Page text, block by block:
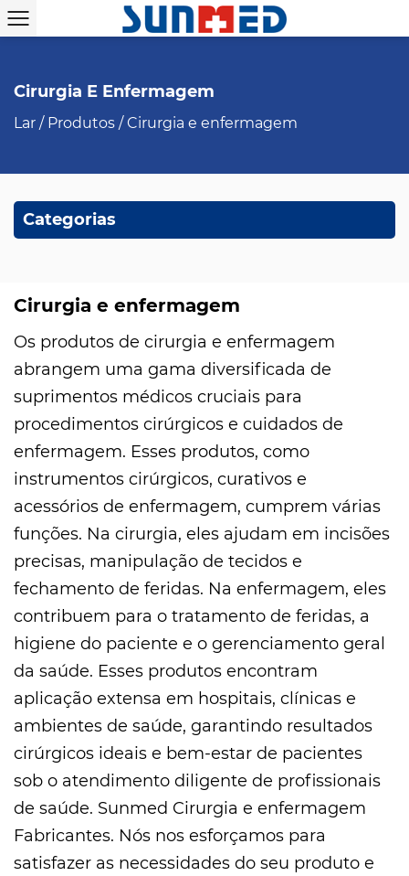
Cirurgia E Enfermagem
Lar / Produtos /Cirurgia e enfermagem
Categorias
Cirurgia e enfermagem
Os produtos de cirurgia e enfermagem
abrangem uma gama diversificada de
suprimentos médicos cruciais para
procedimentos cirúrgicos e cuidados de
enfermagem. Esses produtos, como
instrumentos cirúrgicos, curativos e
acessórios de enfermagem, cumprem várias
funções. Na cirurgia, eles ajudam em incisões
precisas, manipulação de tecidos e
fechamento de feridas. Na enfermagem, eles
contribuem para o tratamento de feridas, a
higiene do paciente e o gerenciamento geral
da saúde. Esses produtos encontram
aplicação extensa em hospitais, clínicas e
ambientes de saúde, garantindo resultados
cirúrgicos ideais e bem-estar de pacientes
sob o atendimento diligente de profissionais
de saúde. Sunmed Cirurgia e enfermagem
Fabricantes. Nós nos esforçamos para
satisfazer as necessidades do seu produto e